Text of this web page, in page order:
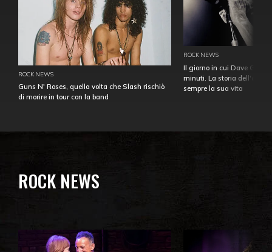
ROCK NEWS
Guns N' Roses, quella volta che Slash rischiò
di morire in tour con la band
ROCK NEWS
Il giorno in cui Dave
minuti. La storia
sempre la sua vita
ROCK NEWS